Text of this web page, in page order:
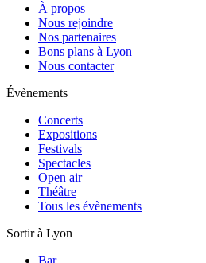
À propos
Nous rejoindre
Nos partenaires
Bons plans à Lyon
Nous contacter
Évènements
Concerts
Expositions
Festivals
Spectacles
Open air
Théâtre
Tous les évènements
Sortir à Lyon
Bar